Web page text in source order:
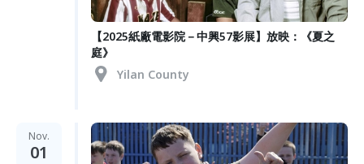
【2025紙廠電影院－中興57影展】放映：《夏之
庭》
Yilan County
Nov.
01